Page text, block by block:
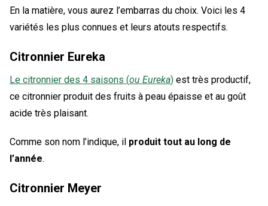
En la matière, vous aurez l’embarras du choix. Voici les 4
variétés les plus connues et leurs atouts respectifs.
Citronnier Eureka
Le citronnier des 4 saisons (ou Eureka) est très productif,
ce citronnier produit des fruits à peau épaisse et au goût
acide très plaisant.
Comme son nom l’indique, il produit tout au long de
l’année.
Citronnier Meyer